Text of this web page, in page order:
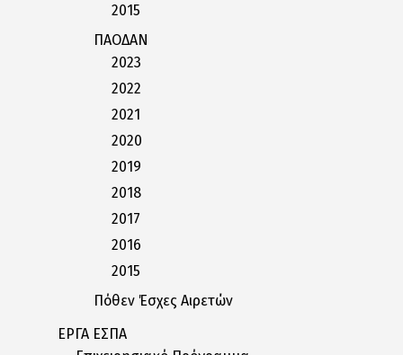
2015
ΠΑΟΔΑΝ
2023
2022
2021
2020
2019
2018
2017
2016
2015
Πόθεν Έσχες Αιρετών
ΕΡΓΑ ΕΣΠΑ